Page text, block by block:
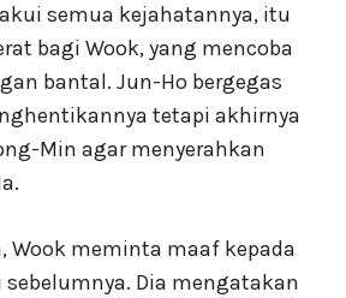
semua kejahatannya, itu
bagi Wook, yang mencoba
bantal. Jun-Ho bergegas
tetapi akhirnya
Min agar menyerahkan
Wook meminta maaf kepada
Dia mengatakan